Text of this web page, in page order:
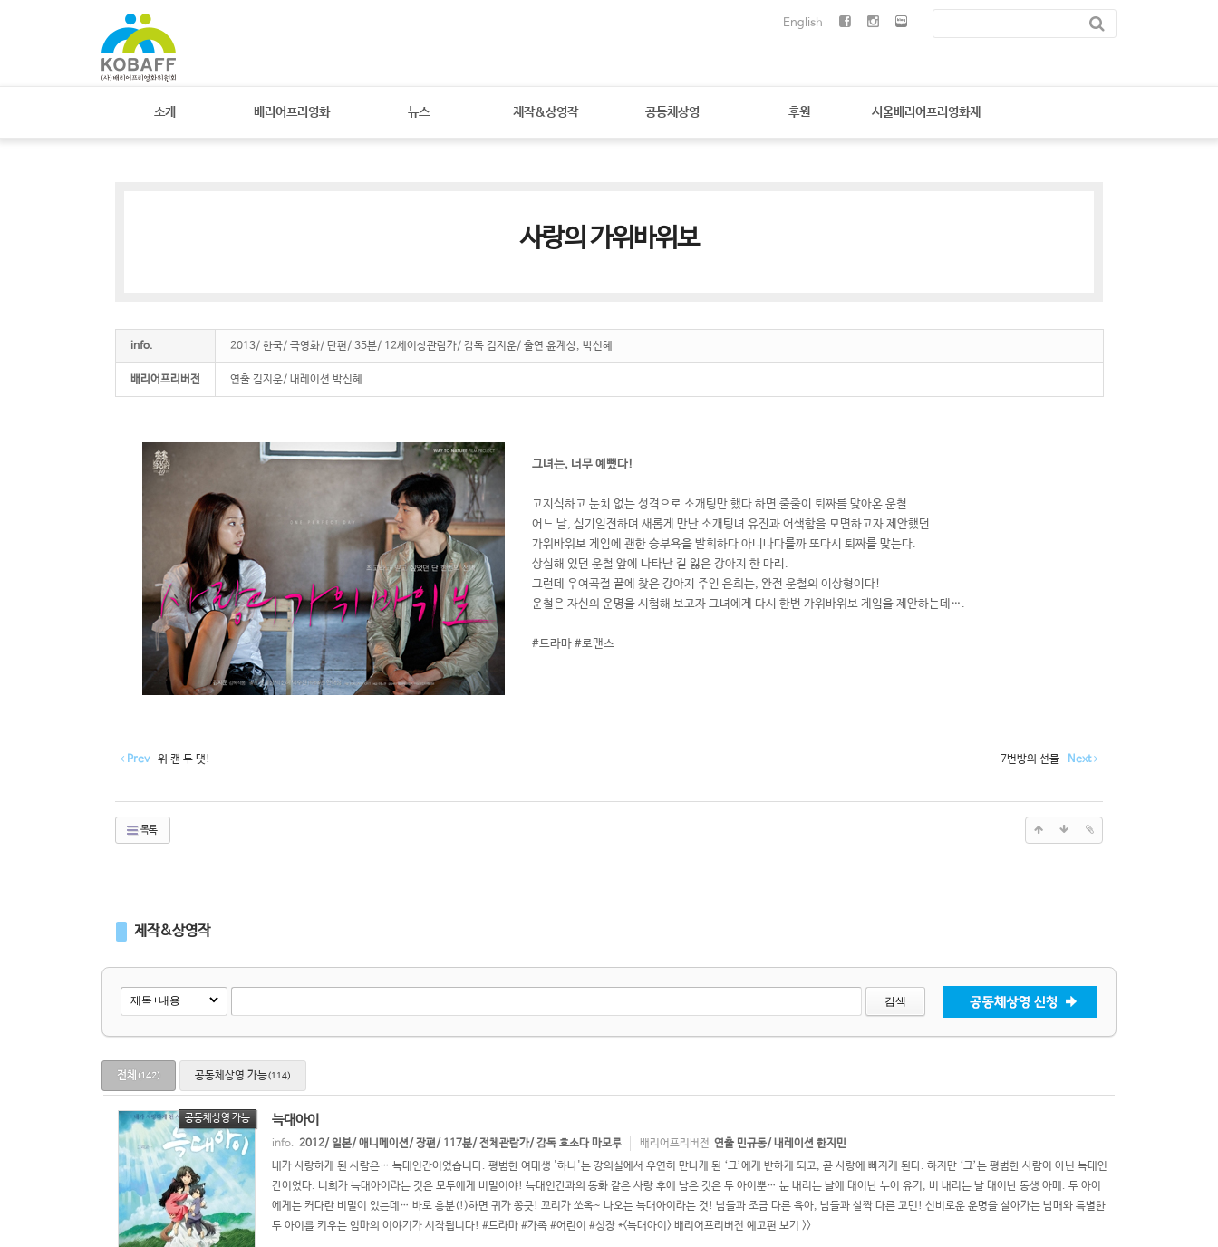
English
소개 배리어프리영화 뉴스 제작&상영작 공동체상영 후원 서울배리어프리영화제
사랑의 가위바위보
info. 2013/ 한국/ 극영화/ 단편/ 35분/ 12세이상관람가/ 감독 김지운/ 출연 윤계상, 박신혜
배리어프리버전 연출 김지운/ 내레이션 박신혜
그녀는, 너무 예뻤다!
고지식하고 눈치 없는 성격으로 소개팅만 했다 하면 줄줄이 퇴짜를 맞아온 운철.
어느 날, 심기일전하며 새롭게 만난 소개팅녀 유진과 어색함을 모면하고자 제안했던
가위바위보 게임에 괜한 승부욕을 발휘하다 아니나다를까 또다시 퇴짜를 맞는다.
상심해 있던 운철 앞에 나타난 길 잃은 강아지 한 마리.
그런데 우여곡절 끝에 찾은 강아지 주인 은희는, 완전 운철의 이상형이다!
운철은 자신의 운명을 시험해 보고자 그녀에게 다시 한번 가위바위보 게임을 제안하는데….
#드라마 #로맨스
Prev 위 캔 두 댓! 7번방의 선물 Next
목록
제작&상영작
검색
전체 (142) 공동체상영 가능(114)
공동체상영 가능 늑대아이
info. 2012/ 일본/ 애니메이션/ 장편/ 117분/ 전체관람가/ 감독 호소다 마모루 배리어프리버전 연출 민규동/ 내레이션 한지민
내가 사랑하게 된 사람은… 늑대인간이었습니다. 평범한 여대생 '하나'는 강의실에서 우연히 만나게 된 ‘그’에게 반하게 되고, 곧 사랑에 빠지게 된다. 하지만 ‘그’는 평범한 사람이 아닌 늑대인
간이었다. 너희가 늑대아이라는 것은 모두에게 비밀이야! 늑대인간과의 동화 같은 사랑 후에 남은 것은 두 아이뿐… 눈 내리는 날에 태어난 누이 유키, 비 내리는 날 태어난 동생 아메. 두 아이
에게는 커다란 비밀이 있는데… 바로 흥분(!)하면 귀가 쫑긋! 꼬리가 쏘옥~ 나오는 늑대아이라는 것! 남들과 조금 다른 육아, 남들과 살짝 다른 고민! 신비로운 운명을 살아가는 남매와 특별한
두 아이를 키우는 엄마의 이야기가 시작됩니다! #드라마 #가족 #어린이 #성장 *<늑대아이> 배리어프리버전 예고편 보기 >>
스케치북5
Sketchbook5,
스케치북5